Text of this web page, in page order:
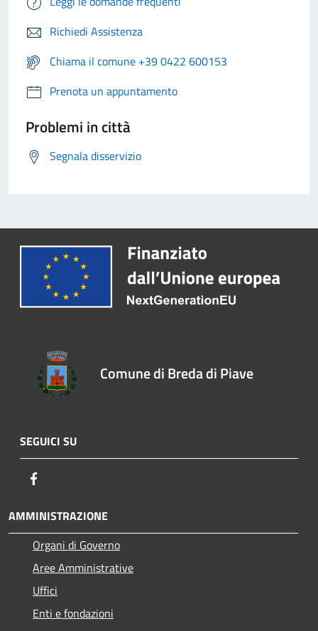
Richiedi Assistenza
Chiama il comune +39 0422 600153
Prenota un appuntamento
Problemi in città
Segnala disservizio
Comune di Breda di Piave
SEGUICI SU
AMMINISTRAZIONE
Organi di Governo
Aree Amministrative
Uffici
Enti e fondazioni